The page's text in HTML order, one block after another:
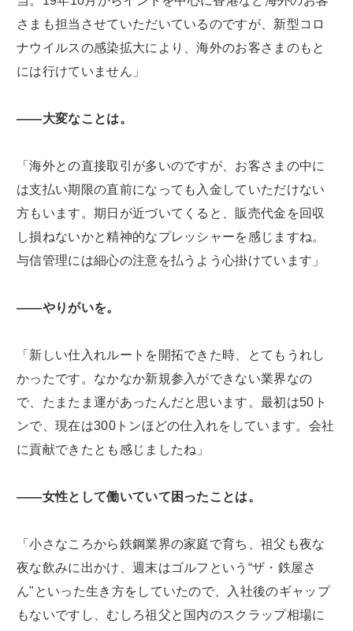
さまも担当させていただいているのですが、新型コロ
ナウイルスの感染拡大により、海外のお客さまのもと
には行けていません」
――大変なことは。
「海外との直接取引が多いのですが、お客さまの中に
は支払い期限の直前になっても入金していただけない
方もいます。期日が近づいてくると、販売代金を回収
し損ねないかと精神的なプレッシャーを感じますね。
与信管理には細心の注意を払うよう心掛けています」
――やりがいを。
「新しい仕入れルートを開拓できた時、とてもうれし
かったです。なかなか新規参入ができない業界なの
で、たまたま運があったんだと思います。最初は50ト
ンで、現在は300トンほどの仕入れをしています。会社
に貢献できたとも感じましたね」
――女性として働いていて困ったことは。
「小さなころから鉄鋼業界の家庭で育ち、祖父も夜な
夜な飲みに出かけ、週末はゴルフという“ザ・鉄屋さ
ん"といった生き方をしていたので、入社後のギャップ
もないですし、むしろ祖父と国内のスクラップ相場に